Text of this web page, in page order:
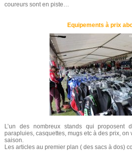
coureurs sont en piste…
Equipements à prix
L’un des nombreux stands qui proposent
parapluies, casquettes, mugs etc à des prix, on
saison.
Les articles au premier plan ( des sacs à dos)